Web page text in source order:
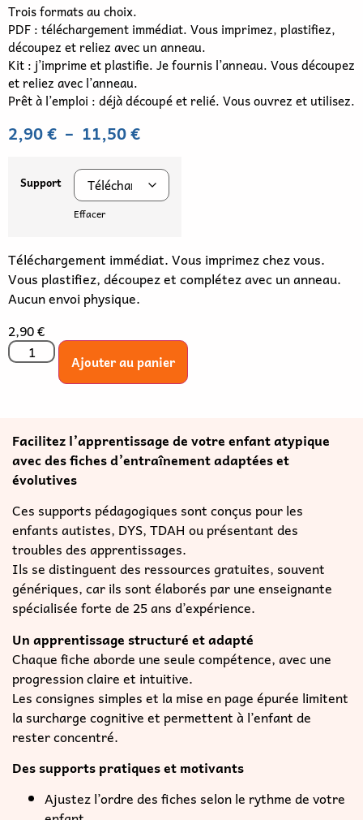
Trois formats au choix.
PDF : téléchargement immédiat. Vous imprimez, plastifiez,
découpez et reliez avec un anneau.
Kit : j’imprime et plastifie. Je fournis l’anneau. Vous découpez
et reliez avec l’anneau.
Prêt à l’emploi : déjà découpé et relié. Vous ouvrez et utilisez.
2,90€ – 11,50€
Support
Effacer
Téléchargement immédiat. Vous imprimez chez vous.
Vous plastifiez, découpez et complétez avec un anneau.
Aucun envoi physique.
2,90€
Ajouter au panier
Facilitez l’apprentissage de votre enfant atypique
avec des fiches d’entraînement adaptées et
évolutives
Ces supports pédagogiques sont conçus pour les
enfants autistes, DYS, TDAH ou présentant des
troubles des apprentissages.
Ils se distinguent des ressources gratuites, souvent
génériques, car ils sont élaborés par une enseignante
spécialisée forte de 25 ans d’expérience.
Un apprentissage structuré et adapté
Chaque fiche aborde une seule compétence, avec une
progression claire et intuitive.
Les consignes simples et la mise en page épurée limitent
la surcharge cognitive et permettent à l’enfant de
rester concentré.
Des supports pratiques et motivants
Ajustez l’ordre des fiches selon le rythme de votre